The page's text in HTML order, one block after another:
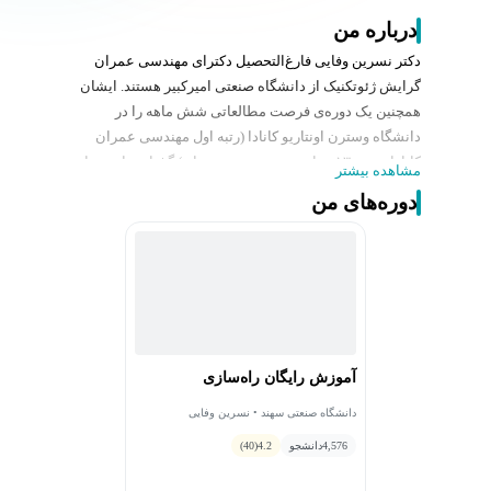
درباره من
دکتر نسرین وفایی فارغ‌التحصیل دکترای مهندسی عمران
گرایش ژئوتکنیک از دانشگاه صنعتی امیرکبیر هستند. ایشان
همچنین یک دوره‌ی فرصت مطالعاتی شش ماهه را در
دانشگاه وسترن اونتاریو کانادا (رتبه اول مهندسی عمران
کانادا و رتبه ۱۳ جهانی در مهندسی عمران) گذرانده است. از
علمی پژوهشی و یک مقاله برتر کنفرانسی در دوره
و پی'' را در کارنامه خود دارد.
ایشان سابقه تدریس دروس کارشناسی ارشد دینامیک خاک و
بهسازی خاک در دانشگاه صنعتی سهند را دارند. همچنین
تجربه تدریس دروس کارشناسی مهندسی پی، راهسازی،
مشاهده بیشتر
دوره‌های من
آموزش رایگان راه‌سازی
دانشگاه صنعتی سهند • نسرین وفایی
4,576دانشجو 4.2
(40)